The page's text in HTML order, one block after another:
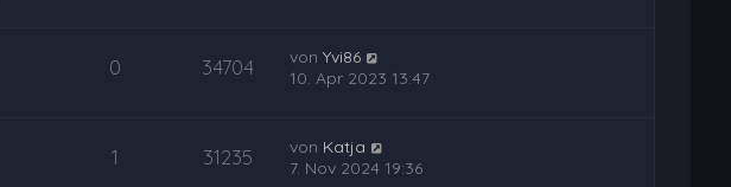
0 34704 vonYvi86
10. Apr 2023 13:47
1 31235 von Katja
7. Nov 2024 19:36